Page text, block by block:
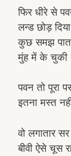
फिर धीरे से
लन्ड छोड़
कुछ समझ
मुंह में के चुकी
पवन तो पूरा
इतना मस्त
वो लगातार
बीवी ऐसे चूस